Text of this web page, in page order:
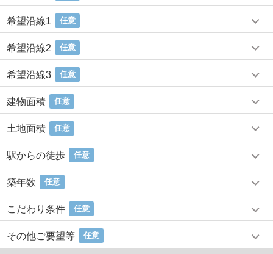
希望沿線1 任意
希望沿線2 任意
希望沿線3 任意
建物面積 任意
土地面積 任意
駅からの徒歩 任意
築年数 任意
こだわり条件 任意
その他ご要望等 任意